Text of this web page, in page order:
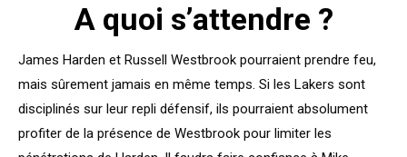
A quoi s’attendre ?
James Harden et Russell Westbrook pourraient prendre feu,
mais sûrement jamais en même temps. Si les Lakers sont
disciplinés sur leur repli défensif, ils pourraient absolument
profiter de la présence de Westbrook pour limiter les